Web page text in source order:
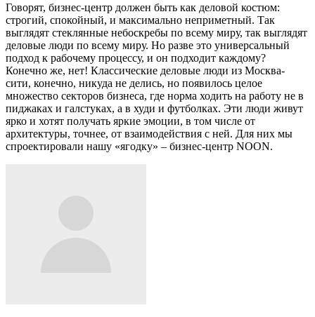
Говорят, бизнес-центр должен быть как деловой костюм:
строгий, спокойный, и максимально неприметный. Так
выглядят стеклянные небоскребы по всему миру, так выглядят
деловые люди по всему миру. Но разве это универсальный
подход к рабочему процессу, и он подходит каждому?
Конечно же, нет! Классические деловые люди из Москва-
сити, конечно, никуда не делись, но появилось целое
множество секторов бизнеса, где норма ходить на работу не в
пиджаках и галстуках, а в худи и футболках. Эти люди живут
ярко и хотят получать яркие эмоции, в том числе от
архитектуры, точнее, от взаимодействия с ней. Для них мы
спроектировали нашу «ягодку» – бизнес-центр NOON.